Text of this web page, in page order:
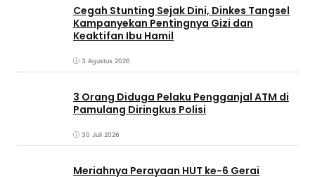
Cegah Stunting Sejak Dini, Dinkes Tangsel
Kampanyekan Pentingnya Gizi dan
Keaktifan Ibu Hamil
3 Agustus 2026
3 Orang Diduga Pelaku Pengganjal ATM di
Pamulang Diringkus Polisi
30 Juli 2026
Meriahnya Perayaan HUT ke-6 Gerai